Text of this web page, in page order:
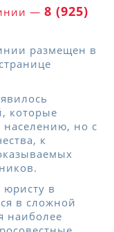
— 8 (925)
размещен в
которые
населению, но с
к
юристу в
в сложной
наиболее